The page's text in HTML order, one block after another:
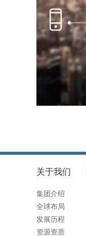
关于我们
集团介绍
全球布局
发展历程
资源资质